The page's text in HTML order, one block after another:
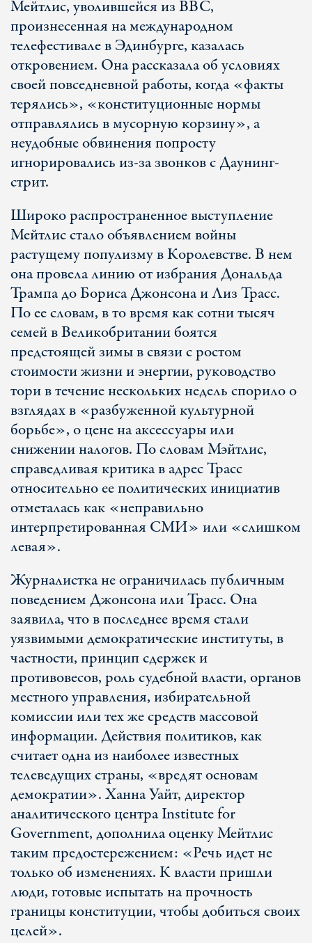
Мейтлис, уволившейся из BBC,
произнесенная на международном
телефестивале в Эдинбурге, казалась
откровением. Она рассказала об условиях
своей повседневной работы, когда «факты
терялись», «конституционные нормы
отправлялись в мусорную корзину», а
неудобные обвинения попросту
игнорировались из-за звонков с Даунинг-
стрит.
Широко распространенное выступление
Мейтлис стало объявлением войны
растущему популизму в Королевстве. В нем
она провела линию от избрания Дональда
Трампа до Бориса Джонсона и Лиз Трасс.
По ее словам, в то время как сотни тысяч
семей в Великобритании боятся
предстоящей зимы в связи с ростом
стоимости жизни и энергии, руководство
тори в течение нескольких недель спорило о
взглядах в «разбуженной культурной
борьбе», о цене на аксессуары или
снижении налогов. По словам Мэйтлис,
справедливая критика в адрес Трасс
относительно ее политических инициатив
отметалась как «неправильно
интерпретированная СМИ» или «слишком
левая».
Журналистка не ограничилась публичным
поведением Джонсона или Трасс. Она
заявила, что в последнее время стали
уязвимыми демократические институты, в
частности, принцип сдержек и
противовесов, роль судебной власти, органов
местного управления, избирательной
комиссии или тех же средств массовой
информации. Действия политиков, как
считает одна из наиболее известных
телеведущих страны, «вредят основам
демократии». Ханна Уайт, директор
аналитического центра Institute for
Government, дополнила оценку Мейтлис
таким предостережением: «Речь идет не
только об изменениях. К власти пришли
люди, готовые испытать на прочность
границы конституции, чтобы добиться своих
целей».